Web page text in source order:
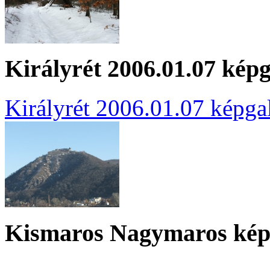
Királyrét 2006.01.07
Királyrét 2006.01.07
Kismaros Nagymaros